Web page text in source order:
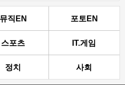
뮤직EN 포토EN
스포츠 IT.게임
정치 사회